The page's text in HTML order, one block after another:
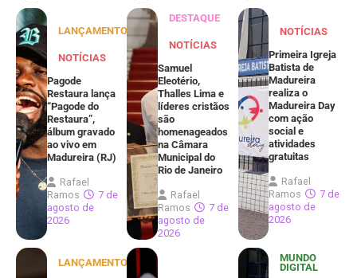
LANÇAMENTOS
NOTÍCIAS
Pagode
Restaura lança
“Pagode do
Restaura”,
álbum gravado
ao vivo em
Madureira (RJ)
Rafael
Ramos
7 de
agosto de
2026
DESTAQUE
NOTÍCIAS
Samuel
Eleotério,
Thalles Lima e
líderes cristãos
são
homenageados
na Câmara
Municipal do
Rio de Janeiro
Rafael
Ramos
7 de
agosto de
2026
NOTÍCIAS
Primeira Igreja
Batista de
Madureira
realiza o
Madureira Day
com ação
social e
atividades
gratuitas
Rafael
Ramos
7 de
agosto de
2026
LANÇAMENTOS
MUNDO
DIGITAL